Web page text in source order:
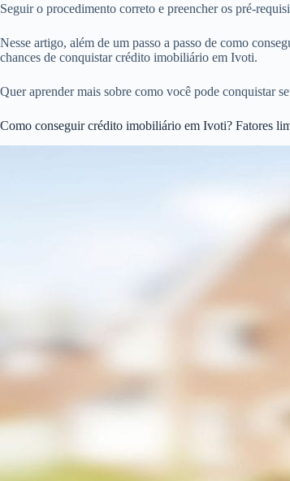
Seguir o procedimento correto e preencher os pré-
Nesse artigo, além de um passo a passo de como
chances de conquistar crédito imobiliário em Ivoti.
Quer aprender mais sobre como você pode conquistar
Como conseguir crédito imobiliário em Ivoti? Fatores